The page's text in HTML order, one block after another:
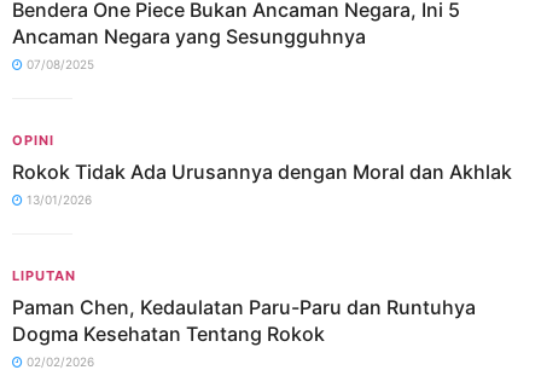
Bendera One Piece Bukan Ancaman Negara, Ini 5
Ancaman Negara yang Sesungguhnya
07/08/2025
OPINI
Rokok Tidak Ada Urusannya dengan Moral dan Akhlak
13/01/2026
LIPUTAN
Paman Chen, Kedaulatan Paru-Paru dan Runtuhya
Dogma Kesehatan Tentang Rokok
02/02/2026